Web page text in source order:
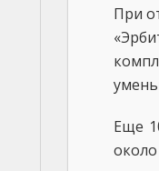
При
Еще